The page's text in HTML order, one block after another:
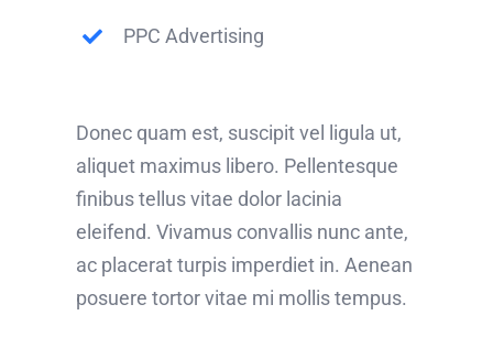
PPC Advertising
Donec quam est, suscipit vel ligula ut,
aliquet maximus libero. Pellentesque
finibus tellus vitae dolor lacinia
eleifend. Vivamus convallis nunc ante,
ac placerat turpis imperdiet in. Aenean
posuere tortor vitae mi mollis tempus.